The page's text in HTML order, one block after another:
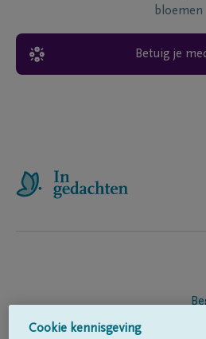
bloemen
Betuig je
Cookie kennisgeving